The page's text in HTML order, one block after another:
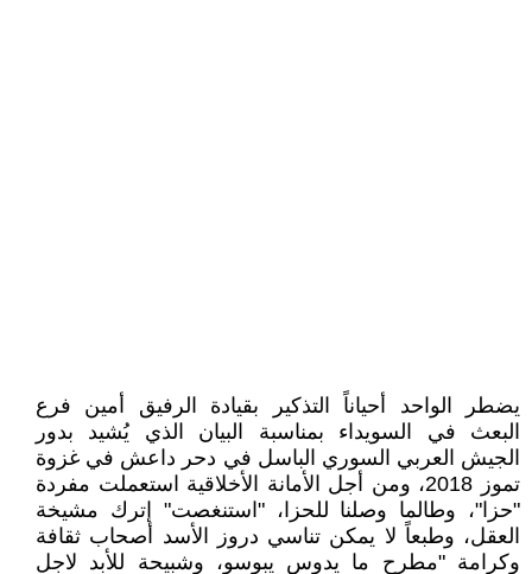
يضطر الواحد أحياناً التذكير بقيادة الرفيق أمين فرع
البعث في السويداء بمناسبة البيان الذي يُشيد بدور
الجيش العربي السوري الباسل في دحر داعش في غزوة
تموز 2018، ومن أجل الأمانة الأخلاقية استعملت مفردة
"حزا"، وطالما وصلنا للحزا، "استنغصت" إترك مشيخة
العقل، وطبعاً لا يمكن تناسي دروز الأسد أصحاب ثقافة
وكرامة "مطرح ما يدوس يبوسو، وشبيحة للأبد لاجل